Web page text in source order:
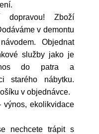
dopravou! Zboží
v demontu
Objednat
služby jako je
do patra a
starého nábytku.
v objednávce.
výnos, ekolikvidace
nechcete trápit s